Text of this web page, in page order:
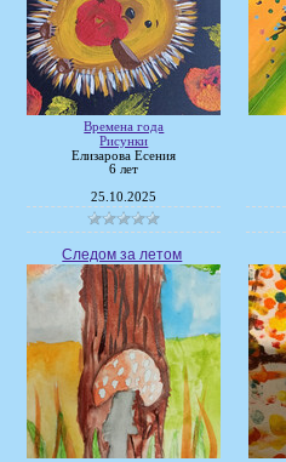
Времена года
Рисунки
Елизарова Есения
6 лет
25.10.2025
Следом за летом